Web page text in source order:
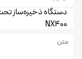
NX400